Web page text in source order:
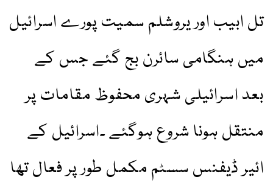
تل ابیب اور یروشلم سمیت پورے اسرائیل
میں ہنگامی سائرن بج گئے جس کے
بعد اسرائیلی شہری محفوظ مقامات پر
منتقل ہونا شروع ہوگئے ۔اسرائیل کے
ائیر ڈیفنس سسٹم مکمل طور پر فعال تھا